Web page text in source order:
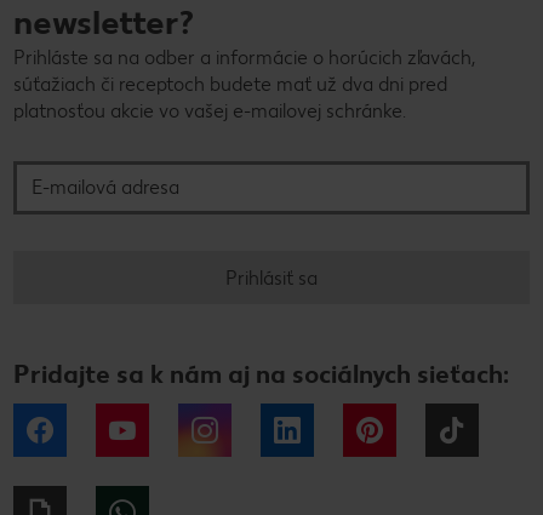
newsletter?
Prihláste sa na odber a informácie o horúcich zľavách,
súťažiach či receptoch budete mať už dva dni pred
platnosťou akcie vo vašej e-mailovej schránke.
Prihlásiť sa
Pridajte sa k nám aj na sociálnych sieťach:
Facebook YouTube Instagram LinkedIn Pinterest